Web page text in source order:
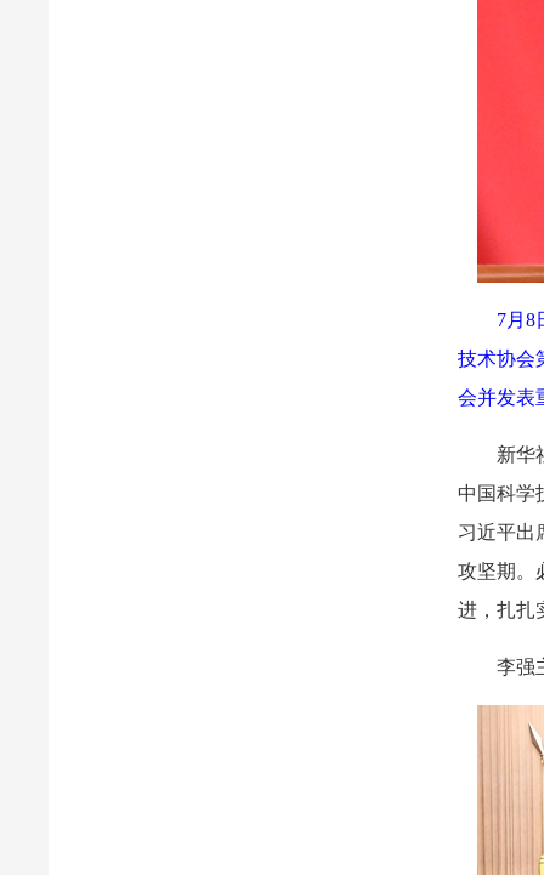
7月8
技术协会
会并发表
新华
中国科学
习近平出
攻坚期。
进，扎扎
李强